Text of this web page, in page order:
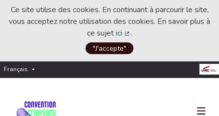
Ce site utilise des cookies. En continuant à parcourir le site,
vous acceptez notre utilisation des cookies. En savoir plus à
ce sujetici
(Lien externe)
.
"J'accepte"
Français Choisir la langue